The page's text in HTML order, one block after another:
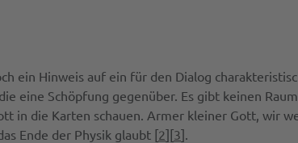
ein Hinweis auf ein für den Dialog
eine Schöpfung gegenüber. Es gibt keinen
in die Karten schauen. Armer kleiner Gott, wir
Ende der Physik glaubt [2][3].